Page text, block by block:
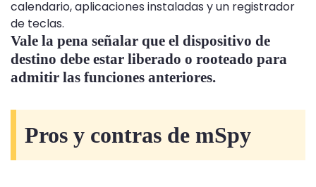
calendario, aplicaciones instaladas y un registrador
de teclas.
Vale la pena señalar que el dispositivo de
destino debe estar liberado o rooteado para
admitir las funciones anteriores.
Pros y contras de mSpy